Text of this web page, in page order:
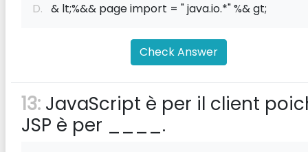
D. & lt;%&& page import = " java.io.*" %& gt;
Check Answer
13: JavaScript è per il client
JSP è per ____.